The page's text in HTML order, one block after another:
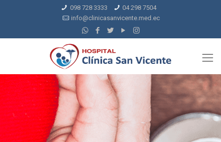
098 728 3333
04 298 7504
info@clinicasanvicente.med.ec